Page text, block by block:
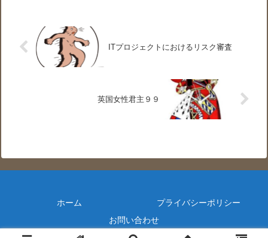
ITプロジェクトにおけるリスク審査
英国女性君主９９
ホーム
プライバシーポリシー
お問い合わせ